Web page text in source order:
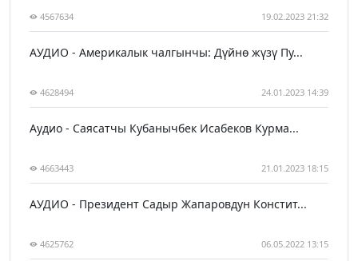
4567634 19.02.2023 21:32
АУДИО - Америкалык чалгынчы: Дүйнө жүзү Пу...
4628494 24.01.2023 14:39
Аудио - Саясатчы Кубанычбек Исабеков Курма...
4663443 21.01.2023 18:15
АУДИО - Президент Садыр Жапаровдун Констит...
4625762 06.05.2022 13:15